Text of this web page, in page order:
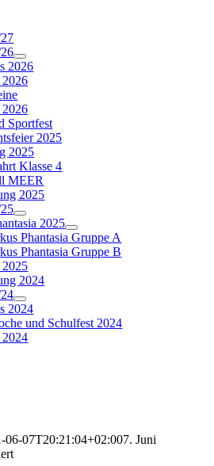
2026
2026
Sportfest
2025
2025
Klasse 4
MEER
2025
2025
Phantasia Gruppe A
Phantasia Gruppe B
2024
2024
und Schulfest 2024
06-07T20:21:04+02:007. Juni
für